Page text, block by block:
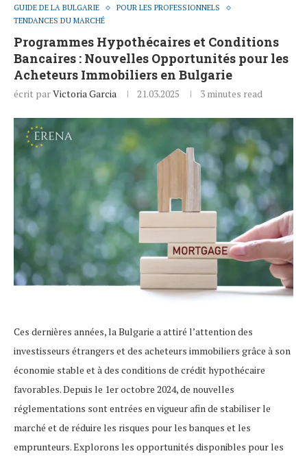
GUIDE DE LA BULGARIE
POUR LES PROFESSIONNELS
TENDANCES DU MARCHÉ
Programmes Hypothécaires et Conditions
Bancaires : Nouvelles Opportunités pour les
Acheteurs Immobiliers en Bulgarie
écrit parVictoria Garcia 21.03.2025 3 minutes read
Ces dernières années, la Bulgarie a attiré l’attention des
investisseurs étrangers et des acheteurs immobiliers grâce à son
économie stable et à des conditions de crédit hypothécaire
favorables. Depuis le 1er octobre 2024, de nouvelles
réglementations sont entrées en vigueur afin de stabiliser le
marché et de réduire les risques pour les banques et les
emprunteurs. Explorons les opportunités disponibles pour les